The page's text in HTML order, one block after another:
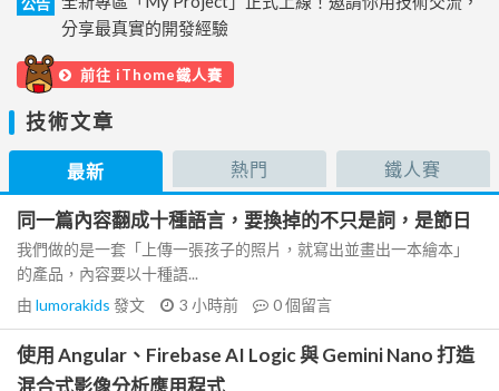
分享最真實的開發經驗
前往 iThome鐵人賽
技術文章
最新 熱門 鐵人賽
同一篇內容翻成十種語言，要換掉的不只是詞，是節日
我們做的是一套「上傳一張孩子的照片，就寫出並畫出一本繪本」
的產品，內容要以十種語...
由 lumorakids 發文 3 小時前 0個留言
使用 Angular、Firebase AI Logic 與 Gemini Nano 打造
混合式影像分析應用程式